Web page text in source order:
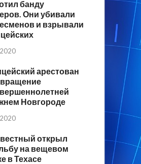
банду
Они убивали
и взрывали
арестован
Новгороде
открыл
на вещевом
в Техасе